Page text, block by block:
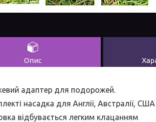
Опис
адаптер для подорожей.
насадка для Англії, Австралії,
відбувається легким клацанням